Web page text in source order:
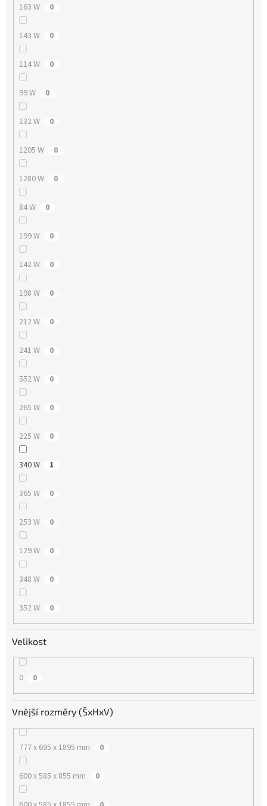
163 W 0
143 W 0
114 W 0
99 W 0
132 W 0
1205 W 0
1280 W 0
84 W 0
199 W 0
142 W 0
198 W 0
212 W 0
241 W 0
552 W 0
265 W 0
225 W 0
340 W 1
365 W 0
253 W 0
129 W 0
348 W 0
352 W 0
Velikost
0 0
Vnější rozměry (ŠxHxV)
777 x 695 x 1895 mm 0
600 x 585 x 855 mm 0